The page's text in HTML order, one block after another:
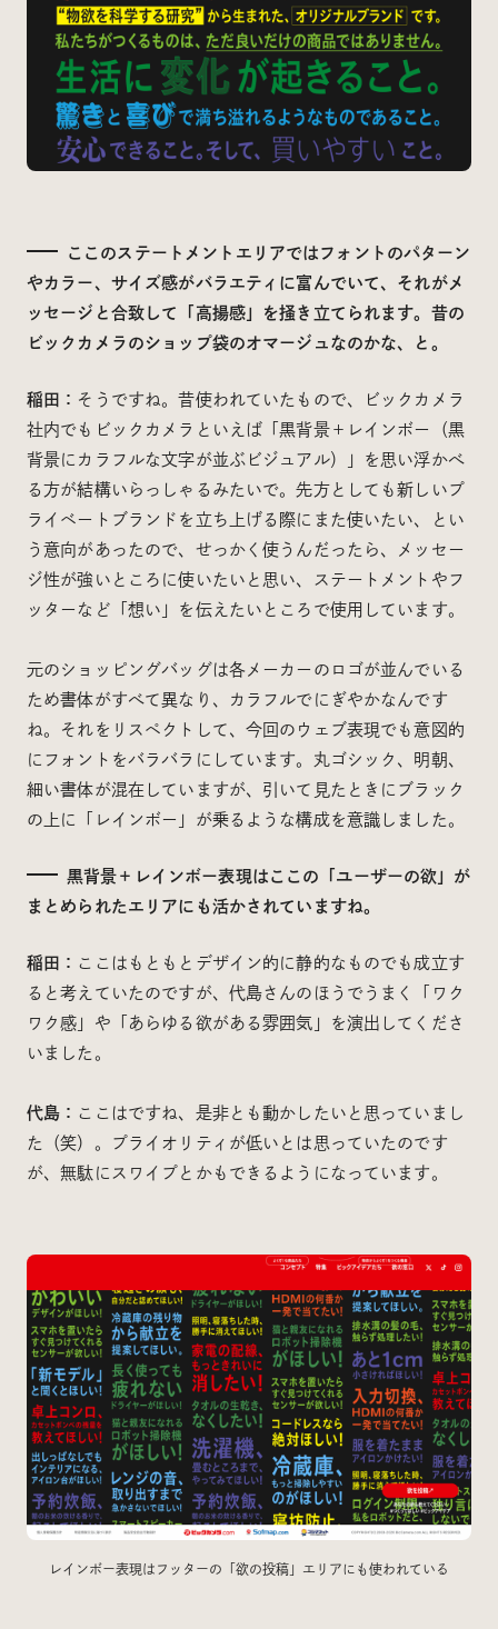
ここのステートメントエリアではフォントのパターン
やカラー、サイズ感がバラエティに富んでいて、それがメ
ッセージと合致して「高揚感」を掻き立てられます。昔の
ビックカメラのショップ袋のオマージュなのかな、と。
稲田： そうですね。昔使われていたもので、ビックカメラ
社内でもビックカメラといえば「黒背景＋レインボー（黒
背景にカラフルな文字が並ぶビジュアル）」を思い浮かべ
る方が結構いらっしゃるみたいで。先方としても新しいプ
ライベートブランドを立ち上げる際にまた使いたい、とい
う意向があったので、せっかく使うんだったら、メッセー
ジ性が強いところに使いたいと思い、ステートメントやフ
ッターなど「想い」を伝えたいところで使用しています。
元のショッピングバッグは各メーカーのロゴが並んでいる
ため書体がすべて異なり、カラフルでにぎやかなんです
ね。それをリスペクトして、今回のウェブ表現でも意図的
にフォントをバラバラにしています。丸ゴシック、明朝、
細い書体が混在していますが、引いて見たときにブラック
の上に「レインボー」が乗るような構成を意識しました。
黒背景＋レインボー表現はここの「ユーザーの欲」が
まとめられたエリアにも活かされていますね。
稲田： ここはもともとデザイン的に静的なものでも成立す
ると考えていたのですが、代島さんのほうでうまく「ワク
ワク感」や「あらゆる欲がある雰囲気」を演出してくださ
いました。
代島： ここはですね、是非とも動かしたいと思っていまし
た（笑）。プライオリティが低いとは思っていたのです
が、無駄にスワイプとかもできるようになっています。
レインボー表現はフッターの「欲の投稿」エリアにも使われている